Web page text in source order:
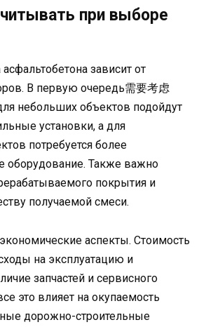
при выборе
зависит от
В первую очередь需要考虑
небольших объектов подойдут
установки, а для
потребуется более
оборудование. Также важно
покрытия и
получаемой смеси.
аспекты. Стоимость
на эксплуатацию и
запчастей и сервисного
это влияет на окупаемость
дорожно-строительные